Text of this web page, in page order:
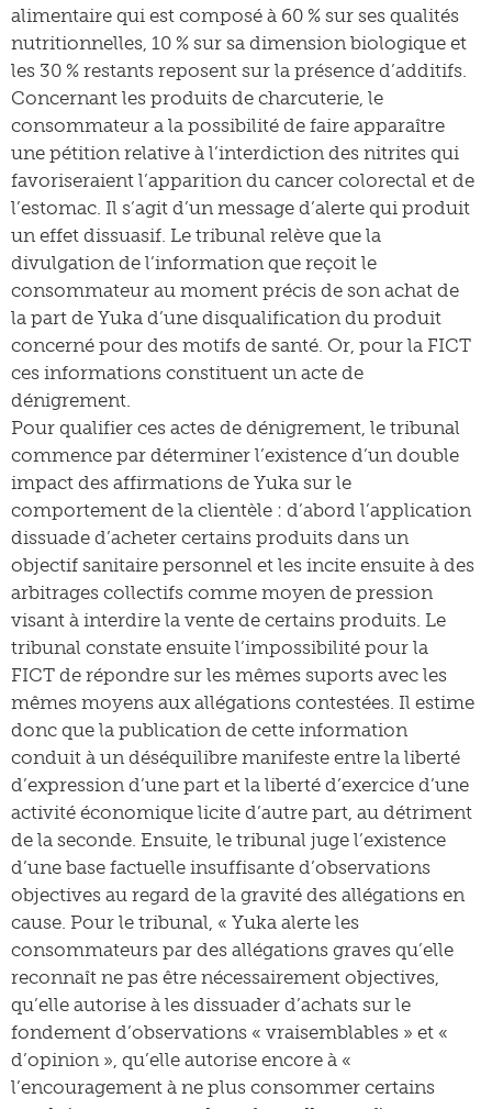
alimentaire qui est composé à 60 % sur ses qualités
nutritionnelles, 10 % sur sa dimension biologique et
les 30 % restants reposent sur la présence d’additifs.
Concernant les produits de charcuterie, le
consommateur a la possibilité de faire apparaître
une pétition relative à l’interdiction des nitrites qui
favoriseraient l’apparition du cancer colorectal et de
l’estomac. Il s’agit d’un message d’alerte qui produit
un effet dissuasif. Le tribunal relève que la
divulgation de l’information que reçoit le
consommateur au moment précis de son achat de
la part de Yuka d’une disqualification du produit
concerné pour des motifs de santé. Or, pour la FICT
ces informations constituent un acte de
dénigrement.
Pour qualifier ces actes de dénigrement, le tribunal
commence par déterminer l’existence d’un double
impact des affirmations de Yuka sur le
comportement de la clientèle : d’abord l’application
dissuade d’acheter certains produits dans un
objectif sanitaire personnel et les incite ensuite à des
arbitrages collectifs comme moyen de pression
visant à interdire la vente de certains produits. Le
tribunal constate ensuite l’impossibilité pour la
FICT de répondre sur les mêmes suports avec les
mêmes moyens aux allégations contestées. Il estime
donc que la publication de cette information
conduit à un déséquilibre manifeste entre la liberté
d’expression d’une part et la liberté d’exercice d’une
activité économique licite d’autre part, au détriment
de la seconde. Ensuite, le tribunal juge l’existence
d’une base factuelle insuffisante d’observations
objectives au regard de la gravité des allégations en
cause. Pour le tribunal, « Yuka alerte les
consommateurs par des allégations graves qu’elle
reconnaît ne pas être nécessairement objectives,
qu’elle autorise à les dissuader d’achats sur le
fondement d’observations « vraisemblables » et «
d’opinion », qu’elle autorise encore à «
l’encouragement à ne plus consommer certains